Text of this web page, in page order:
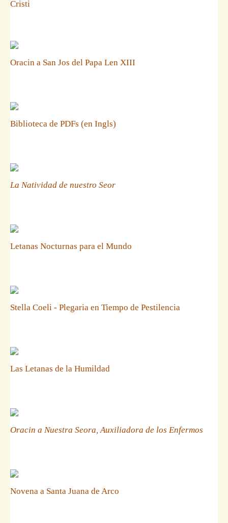
Cristi
Oracin a San Jos del Papa Len XIII
Biblioteca de PDFs (en Ingls)
La Natividad de nuestro Seor
Letanas Nocturnas para el Mundo
Stella Coeli - Plegaria en Tiempo de Pestilencia
Las Letanas de la Humildad
Oracin a Nuestra Seora, Auxiliadora de los Enfermos
Novena a Santa Juana de Arco